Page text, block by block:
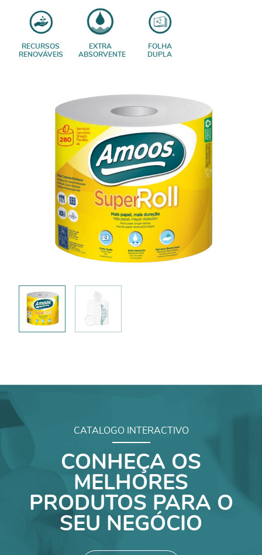
RECURSOS
RENOVÁVEIS
EXTRA
ABSORVENTE
FOLHA
DUPLA
CATALOGO INTERACTIVO
CONHEÇA OS
MELHORES
PRODUTOS PARA O
SEU NEGÓCIO